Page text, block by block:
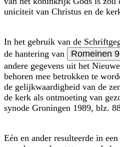
uniciteit van Christus en de
In het gebruik van de
de hantering van
Romeinen
andere gegevens uit het
behoren mee betrokken te
de gelijkwaardigheid van de
de kerk als ontmoeting van
synode Groningen 1989, blz.
Eén en ander resulteerde in